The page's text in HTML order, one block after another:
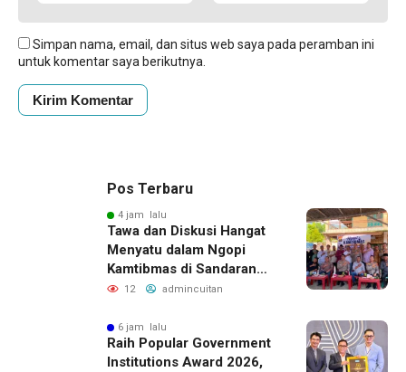
Simpan nama, email, dan situs web saya pada peramban ini
untuk komentar saya berikutnya.
Pos Terbaru
4 jam lalu
Tawa dan Diskusi Hangat
Menyatu dalam Ngopi
Kamtibmas di Sandaran
Galeh
12 admincuitan
6 jam lalu
Raih Popular Government
Institutions Award 2026,